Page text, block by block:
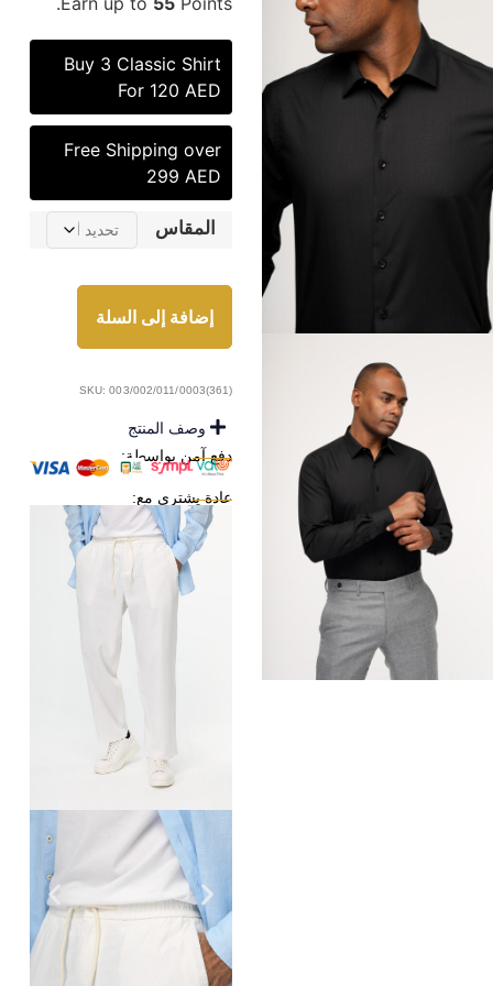
Buy 3 Classic Shirt
For 120 AED
Free Shipping over
299 AED
المقاس
إضافة إلى السلة
SKU: 003/002/011/0003(361)
وصف المنتج
دفع آمن بواسطة:
عادة يشترى مع: